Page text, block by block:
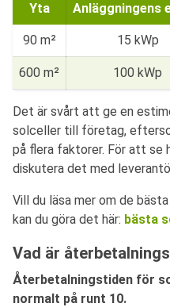
Yta Anläggningens
90 m² 15 kWp
600 m² 100 kWp
Det är svårt att ge en
solceller till företag,
på flera faktorer. För att se
diskutera det med
Vill du läsa mer om de
kan du göra det här: bästa
Vad är
Återbetalningstiden för
normalt på runt 10.